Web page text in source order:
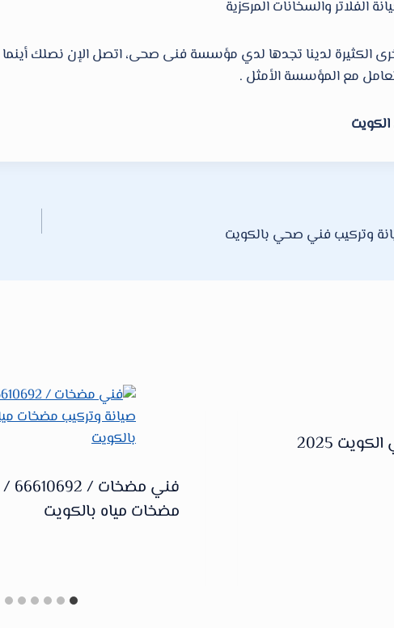
الفلاتر والسخانات المركزية
مع المؤسسة الأمثل .
الكويت
2025
مضخات مياه بالكويت